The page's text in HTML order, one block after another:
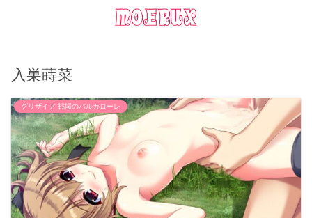
入巣蒔菜
グリザイア 戦場のバルカローレ